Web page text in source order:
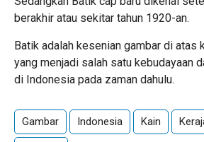
berakhir atau sekitar tahun 1920-an.
Batik adalah kesenian gambar di atas
yang menjadi salah satu kebudayaan
di Indonesia pada zaman dahulu.
Gambar Indonesia Kain